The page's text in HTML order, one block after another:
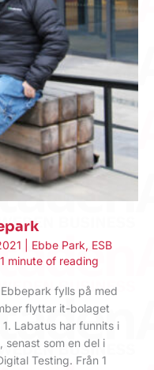
Ebbe Park, ESB
1 minute of reading
fylls på med
flyttar it-bolaget
Labatus har funnits i
senast som en del i
Testing. Från 1